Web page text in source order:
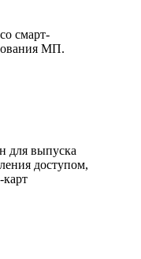
смарт-
МП.
для выпуска
доступом,
карт